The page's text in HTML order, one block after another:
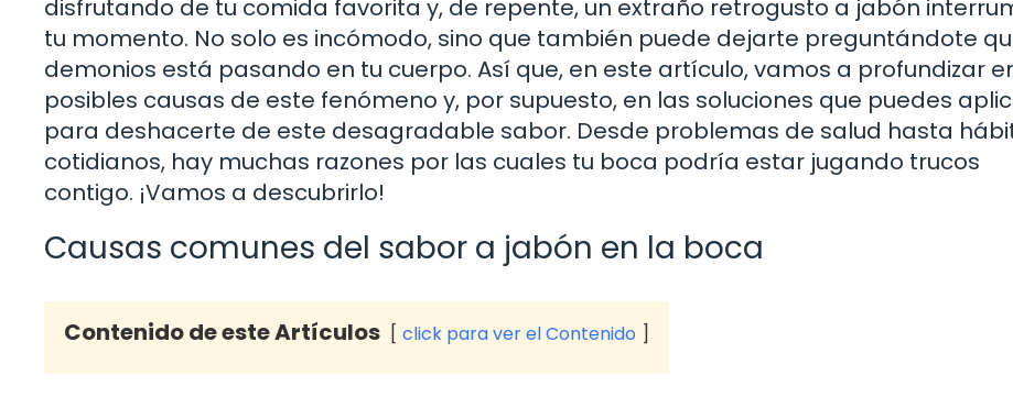
disfrutando de tu comida favorita y, de repente, un extraño retrogusto a jabón
tu momento. No solo es incómodo, sino que también puede dejarte preguntándote
demonios está pasando en tu cuerpo. Así que, en este artículo, vamos a profundizar
posibles causas de este fenómeno y, por supuesto, en las soluciones que puedes
para deshacerte de este desagradable sabor. Desde problemas de salud hasta
cotidianos, hay muchas razones por las cuales tu boca podría estar jugando trucos
contigo. ¡Vamos a descubrirlo!
Causas comunes del sabor a jabón en la boca
Contenido de este Artículos click para ver el Contenido